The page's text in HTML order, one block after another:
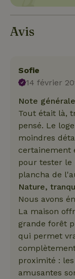
Avis
Sofie
14 février
Note
Tout était là,
pensé. Le
moindres
certainement
pour tester le
plancha de
Nature,
Nous avons
La maison
grande forêt
qui permet
proximité :
amusantes